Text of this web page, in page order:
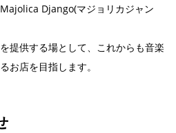
Majolica Django(マジョリカジャン
提供する場として、これからも音楽
お店を目指します。